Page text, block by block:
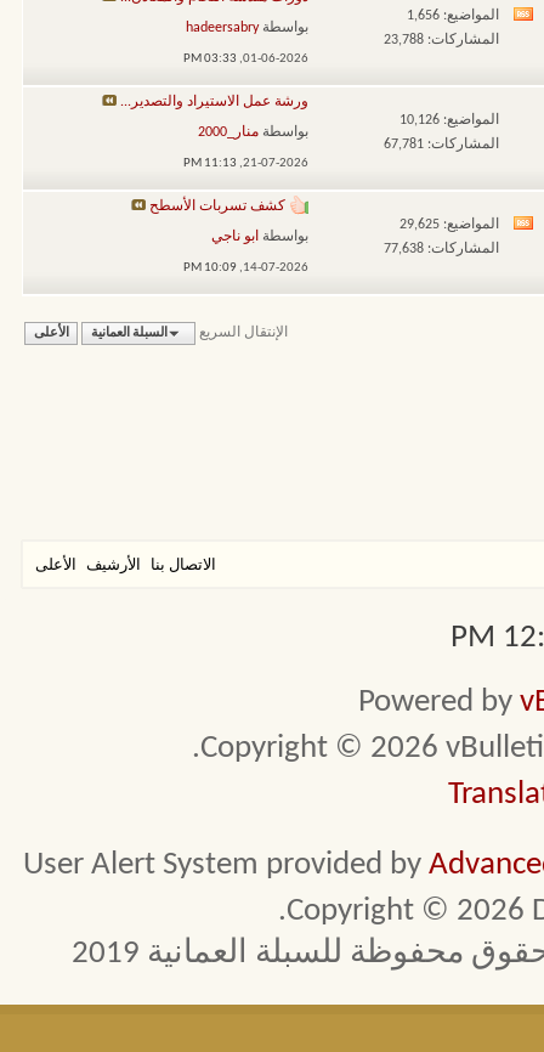
مشاهدة
هذا
المنتدى
المواضيع: 1,656
المشاركات: 23,788
بواسطةhadeersabry
01-06-2026,
03:33 PM
المواضيع: 10,126
المشاركات: 67,781
ورشة عمل الاستيراد والتصدير...
بواسطة منار_2000
21-07-2026,
11:13 PM
مشاهدة
هذا
المواضيع: 29,625
المشاركات: 77,638
كشف تسربات الأسطح
بواسطة ابو ناجي
14-07-2026,
10:09 PM
الإنتقال السريع السبلة العمانية الأعلى
الاتصال بنا الأرشيف الأعلى
Powered by
Copyright © 2026
User Alert System provided by
Copyright © 2026
محفوظة للسبلة العمانية 2019